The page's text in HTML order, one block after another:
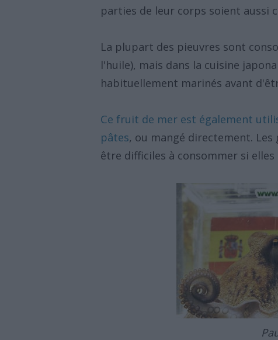
parties de leur corps soient aussi
La plupart des pieuvres sont
l'huile), mais dans la cuisine
habituellement marinés avant
Ce fruit de mer est également
pâtes, ou mangé directement. Les
être difficiles à consommer si